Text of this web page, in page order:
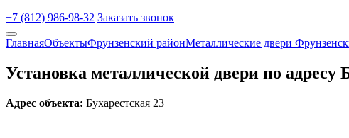
+7 (812) 986-98-32 Заказать звонок
ГлавнаяОбъектыФрунзенский районМеталлические двери
Установка металлической двери по адресу
Адрес объекта: Бухарестская 23